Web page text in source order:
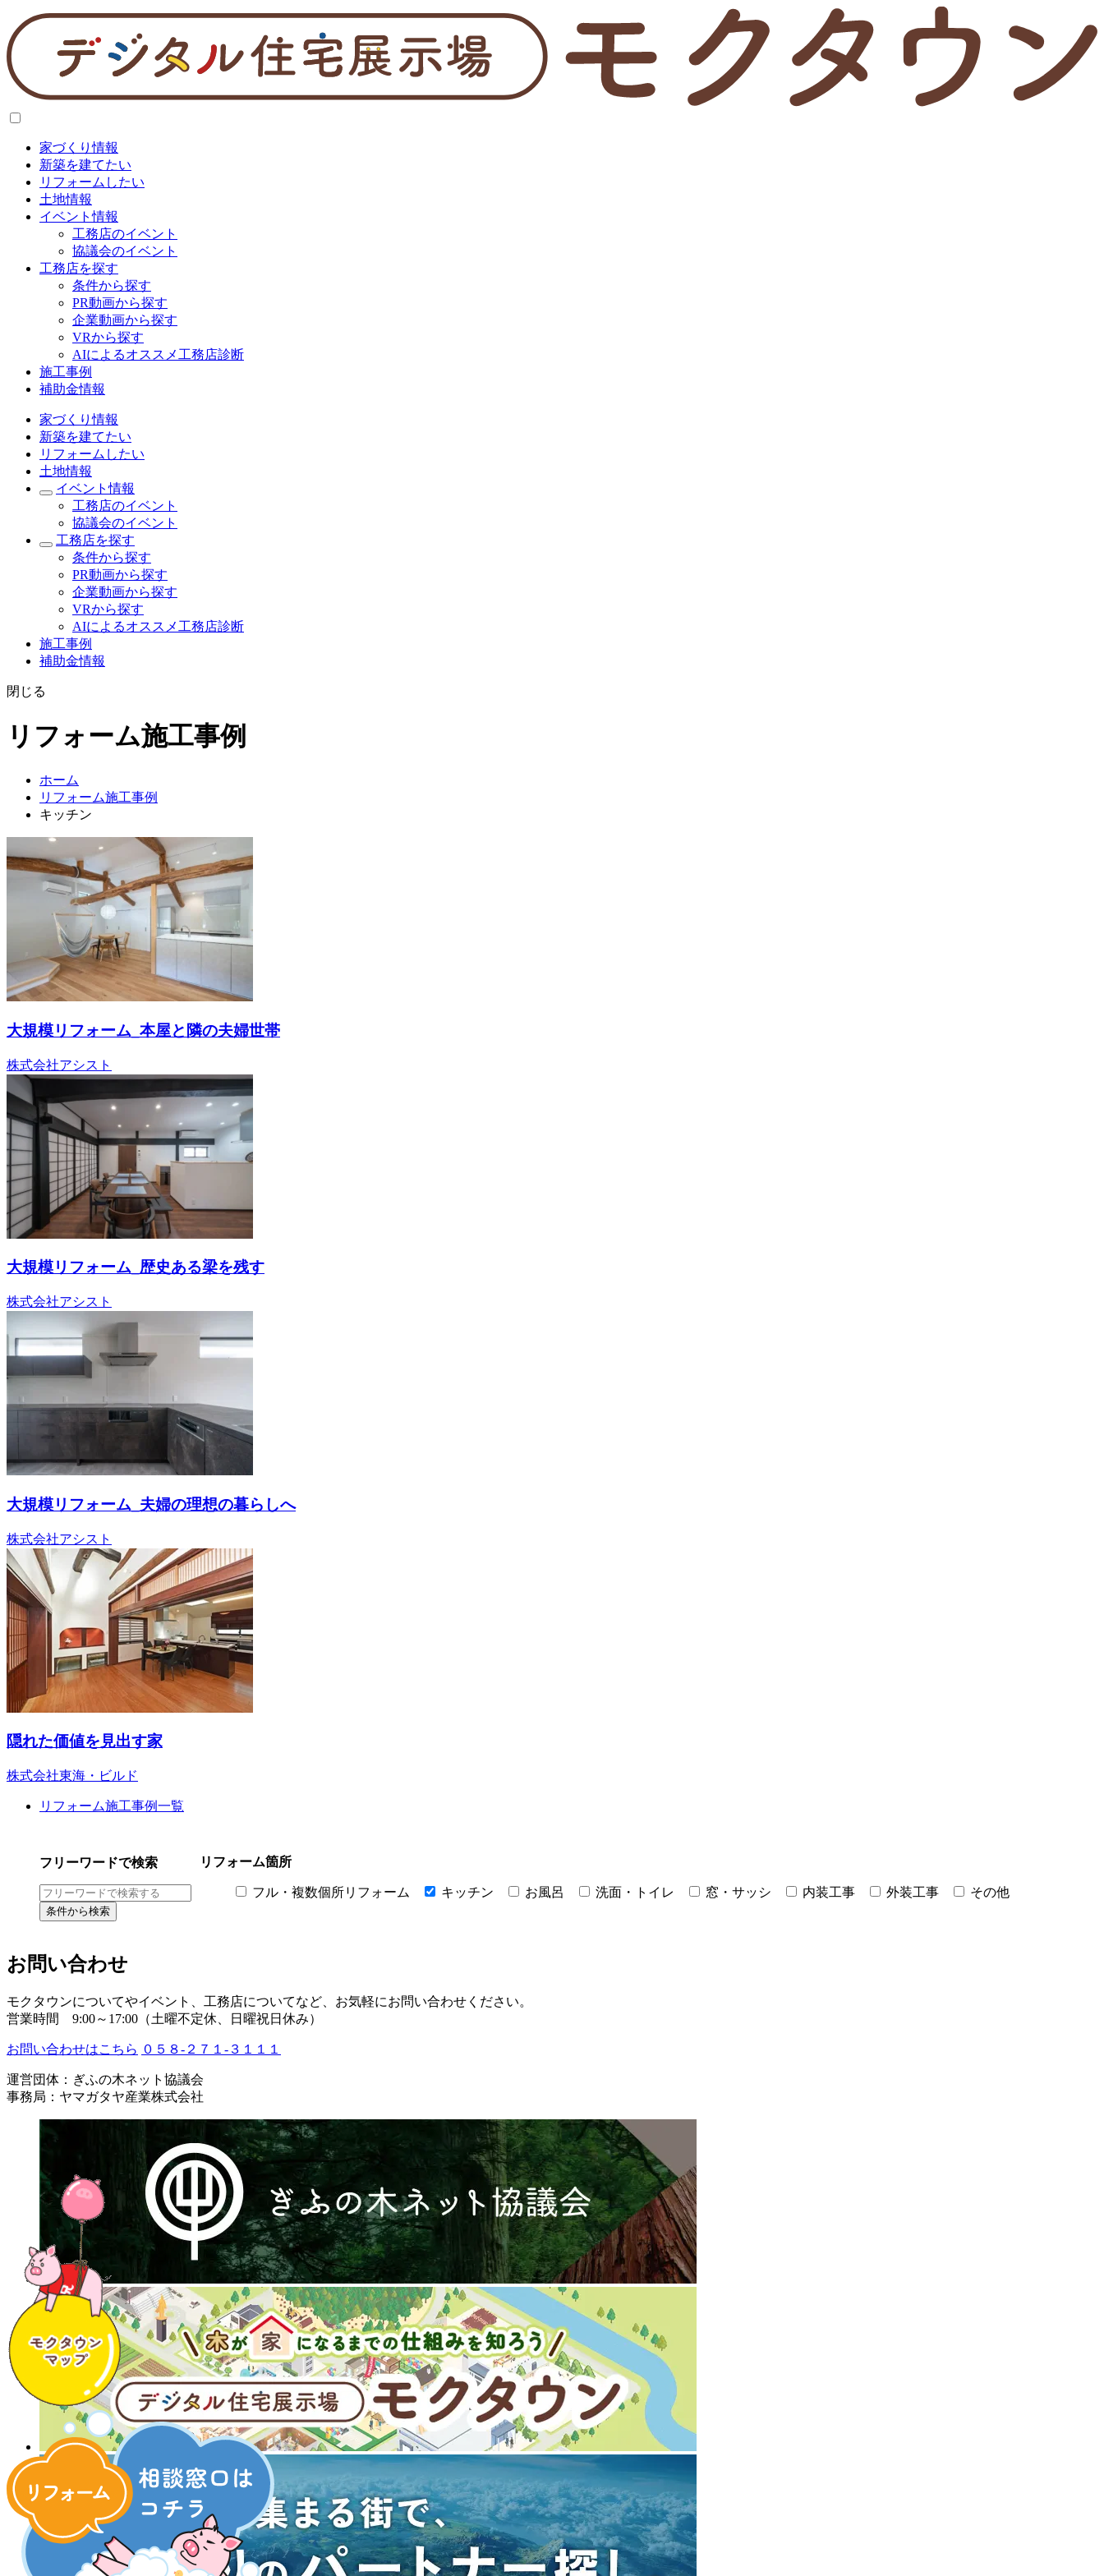
家づくり情報
新築を建てたい
リフォームしたい
土地情報
イベント情報
工務店のイベント
協議会のイベント
工務店を探す
条件から探す
PR動画から探す
企業動画から探す
VRから探す
AIによるオススメ工務店診断
施工事例
補助金情報
家づくり情報
新築を建てたい
リフォームしたい
土地情報
イベント情報
工務店のイベント
協議会のイベント
工務店を探す
条件から探す
PR動画から探す
企業動画から探す
VRから探す
AIによるオススメ工務店診断
施工事例
補助金情報
閉じる
リフォーム施工事例
ホーム
リフォーム施工事例
キッチン
大規模リフォーム_本屋と隣の夫婦世帯
株式会社アシスト
大規模リフォーム_歴史ある梁を残す
株式会社アシスト
大規模リフォーム_夫婦の理想の暮らしへ
株式会社アシスト
隠れた価値を見出す家
株式会社東海・ビルド
リフォーム施工事例一覧
フリーワードで検索 リフォーム箇所
フル・複数個所リフォーム キッチン お風呂 洗面・トイレ 窓・サッシ 内装工事 外装工事 その他
お問い合わせ
モクタウンについてやイベント、工務店についてなど、お気軽にお問い合わせください。
営業時間 9:00～17:00（土曜不定休、日曜祝日休み）
お問い合わせはこちら ０５８-２７１-３１１１
運営団体：ぎふの木ネット協議会
事務局：ヤマガタヤ産業株式会社